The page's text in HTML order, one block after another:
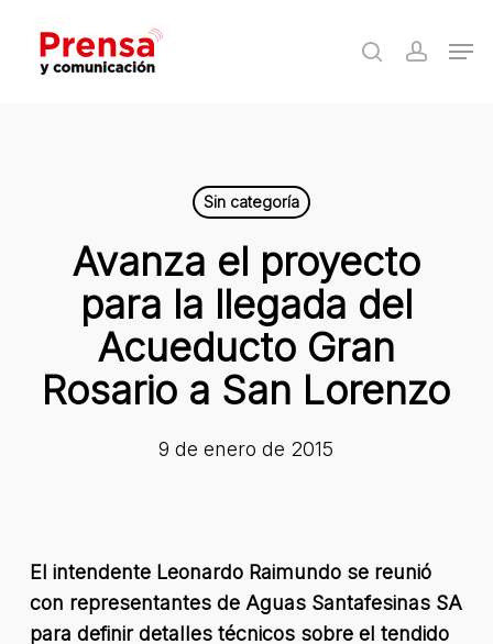
main
search
Sin categoría
Avanza el proyecto
para la llegada del
Acueducto Gran
Rosario a San Lorenzo
9 de enero de 2015
El intendente Leonardo Raimundo se reunió
con representantes de Aguas Santafesinas SA
para definir detalles técnicos sobre el tendido